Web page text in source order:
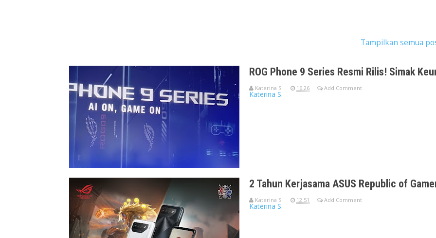
Tampilkan semua
ROG Phone 9 Series Resmi Rilis! Simak
Katerina S. 16.26 Add Comment
Katerina S.
2 Tahun Kerjasama ASUS Republic of
Katerina S. 12.51 Add Comment
Katerina S.